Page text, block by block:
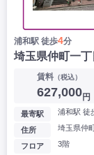
浦和駅 徒歩4分
埼玉県仲町一
賃料（税込）
627,000円
最寄駅 浦和駅 徒
住所 埼玉県仲
フロア 3階